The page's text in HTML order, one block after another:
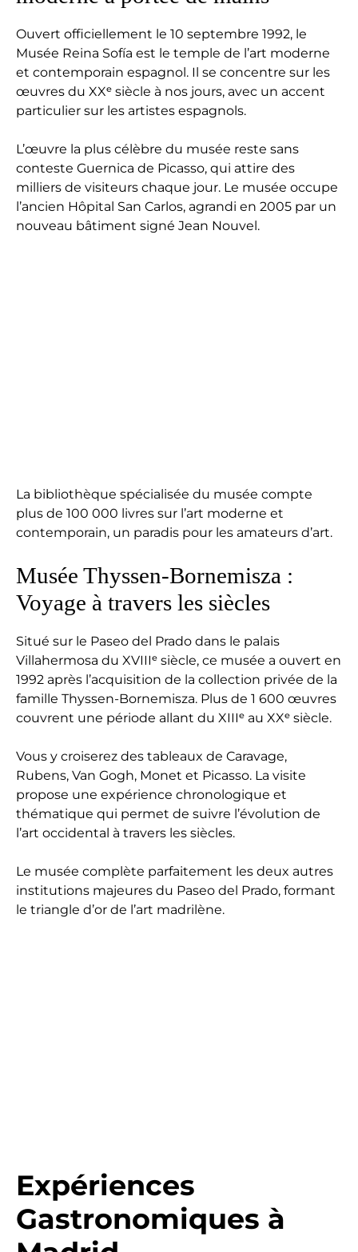
Ouvert officiellement le 10 septembre 1992, le
Musée Reina Sofía est le temple de l’art moderne
et contemporain espagnol. Il se concentre sur les
œuvres du XXᵉ siècle à nos jours, avec un accent
particulier sur les artistes espagnols.
L’œuvre la plus célèbre du musée reste sans
conteste Guernica de Picasso, qui attire des
milliers de visiteurs chaque jour. Le musée occupe
l’ancien Hôpital San Carlos, agrandi en 2005 par un
nouveau bâtiment signé Jean Nouvel.
La bibliothèque spécialisée du musée compte
plus de 100 000 livres sur l’art moderne et
contemporain, un paradis pour les amateurs d’art.
Musée Thyssen-Bornemisza :
Voyage à travers les siècles
Situé sur le Paseo del Prado dans le palais
Villahermosa du XVIIIᵉ siècle, ce musée a ouvert en
1992 après l’acquisition de la collection privée de la
famille Thyssen-Bornemisza. Plus de 1 600 œuvres
couvrent une période allant du XIIIᵉ au XXᵉ siècle.
Vous y croiserez des tableaux de Caravage,
Rubens, Van Gogh, Monet et Picasso. La visite
propose une expérience chronologique et
thématique qui permet de suivre l’évolution de
l’art occidental à travers les siècles.
Le musée complète parfaitement les deux autres
institutions majeures du Paseo del Prado, formant
le triangle d’or de l’art madrilène.
Expériences
Gastronomiques à